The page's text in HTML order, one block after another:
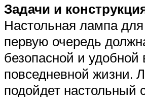
Задачи и к
Настольная лампа
первую очередь
безопасной и удобной
повседневной жизни.
подойдет настольный